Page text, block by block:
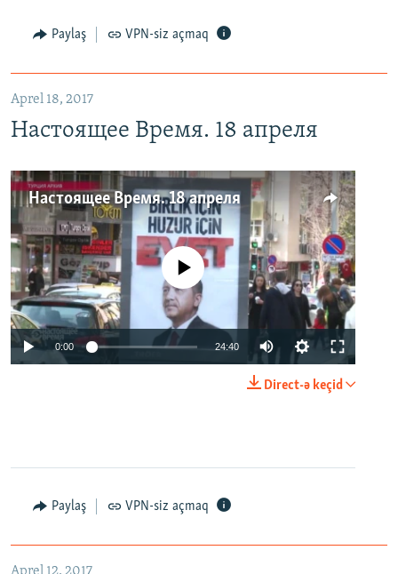
Paylaş VPN-siz açmaq
Aprel 18, 2017
Настоящее Время. 18 апреля
Настоящее Время. 18 апреля
No media source currently available
0:00 24:40
Direct-ə keçid
Paylaş VPN-siz açmaq